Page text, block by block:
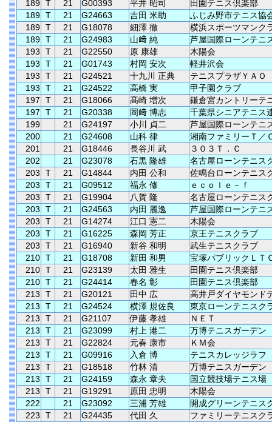
189 T 21 G00393 平井 昭司
田園テニス倶楽部
189 T 21 G24663 吉田 米助
ふじみ野市テニス協
189 T 21 G18078 細澤 徹
横浜スポーツマンク
189 T 21 G24983 山﨑 純
芦屋国際ローンテニ
193
T 21 G22550 原 康雄
木陽会
193
T 21 G01743 村岡 安次
軽井沢会
193
T 21 G24521 十九川 正典
テニスプラザＹＡＯ
193
T 21 G24522 高橋 実
甲子園クラブ
197
T 21 G18066 髙崎 増次
鎌倉宮カントリーテ
197
T 21 G20338 岡﨑 博志
千葉県シニアテニス
199
21 G24197 小川 貞二
芦屋国際ローンテニ
200
21 G24608 山科 律
湘南ファミリーＴ／
201
21 G18446 長谷川 武
３０３Ｔ．Ｃ
202
21 G23078 石黒 隆雄
名古屋ローンテニス
203
T 21 G14844 内田 公和
佐鳴台ローンテニス
203
T 21 G09512 福永 修
ｅｃｏｌｅ－ｆ
203
T 21 G19904 八賀 隆
名古屋ローンテニス
203
T 21 G24563 内田 麗逸
芦屋国際ローンテニ
203
T 21 G14274 江口 憲二
木陽会
203
T 21 G16225 森岡 芳正
京王テニスクラブ
203
T 21 G16940 新谷 和明
武生テニスクラブ
210 T 21 G18708 新田 和男
宝塚パブリックＬＴ
210 T 21 G23139 太田 雅生
田園テニス倶楽部
210 T 21 G24414 春名 彰
田園テニス倶楽部
213
T 21 G20121 田中 広
高井戸ダイヤモンド
213
T 21 G24524 横澤 規佐良
東京ローンテニスク
213
T 21 G21107 伊藤 孝雄
ＮＥＴ
213
T 21 G23099 村上 港二
万博テニスガーデン
213
T 21 G22824 元春 康市
ＫＭ会
213
T 21 G09916 入倉 博
テニスカレッジラフ
213
T 21 G18518 竹林 清
万博テニスガーデン
213
T 21 G24159 森永 章夫
国立競技場テニス場
213
T 21 G19291 原田 忠明
木陽会
222
21 G23092 三浦 芳雄
開成グリーンテニス
223
T 21 G24435 代田 久
ファミリーテニスク